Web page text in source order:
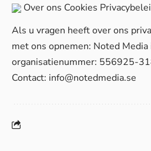
Over ons Cookies
Als u vragen heeft over ons
met ons opnemen: Noted
organisatienummer: 556925-
Contact: info@notedmedia.se